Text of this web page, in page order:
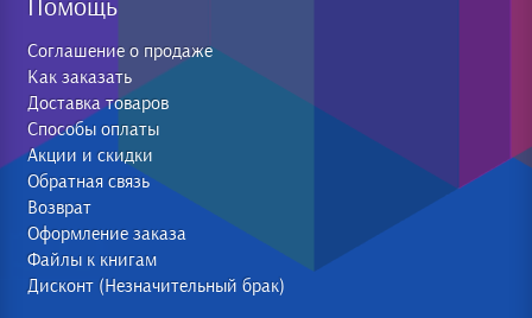
Помощь
Соглашение о продаже
Как заказать
Доставка товаров
Способы оплаты
Акции и скидки
Обратная связь
Возврат
Оформление заказа
Файлы к книгам
Дисконт (Незначительный брак)